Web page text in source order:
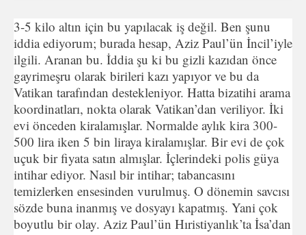
3-5 kilo altın için bu yapılacak iş değil. Ben şunu
iddia ediyorum; burada hesap, Aziz Paul’ün İncil’iyle
ilgili. Aranan bu. İddia şu ki bu gizli kazıdan önce
gayrimeşru olarak birileri kazı yapıyor ve bu da
Vatikan tarafından destekleniyor. Hatta bizatihi arama
koordinatları, nokta olarak Vatikan’dan veriliyor. İki
evi önceden kiralamışlar. Normalde aylık kira 300-
500 lira iken 5 bin liraya kiralamışlar. Bir evi de çok
uçuk bir fiyata satın almışlar. İçlerindeki polis güya
intihar ediyor. Nasıl bir intihar; tabancasını
temizlerken ensesinden vurulmuş. O dönemin savcısı
sözde buna inanmış ve dosyayı kapatmış. Yani çok
boyutlu bir olay. Aziz Paul’ün Hıristiyanlık’ta İsa’dan